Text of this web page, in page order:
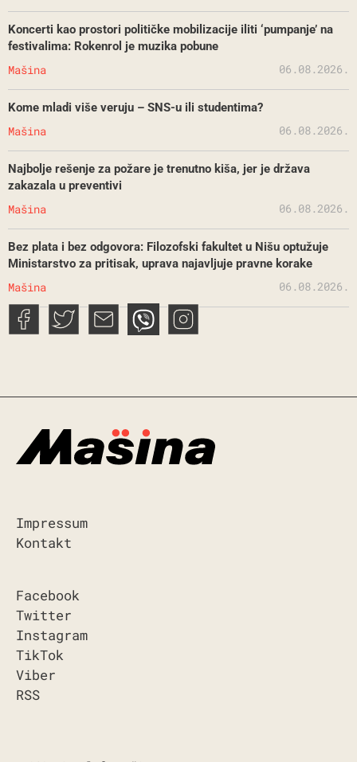
Koncerti kao prostori političke mobilizacije iliti ‘pumpanje’ na
festivalima: Rokenrol je muzika pobune
Mašina 06.08.2026.
Kome mladi više veruju – SNS-u ili studentima?
Mašina 06.08.2026.
Najbolje rešenje za požare je trenutno kiša, jer je država
zakazala u preventivi
Mašina 06.08.2026.
Bez plata i bez odgovora: Filozofski fakultet u Nišu optužuje
Ministarstvo za pritisak, uprava najavljuje pravne korake
Mašina 06.08.2026.
Impressum
Kontakt
Facebook
Twitter
Instagram
TikTok
Viber
RSS